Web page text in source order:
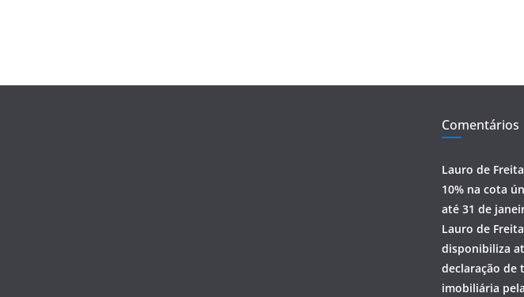
Comentários
Lauro de
10% na cota
até 31 de
Lauro de
disponibiliza
declaração de
imobiliária